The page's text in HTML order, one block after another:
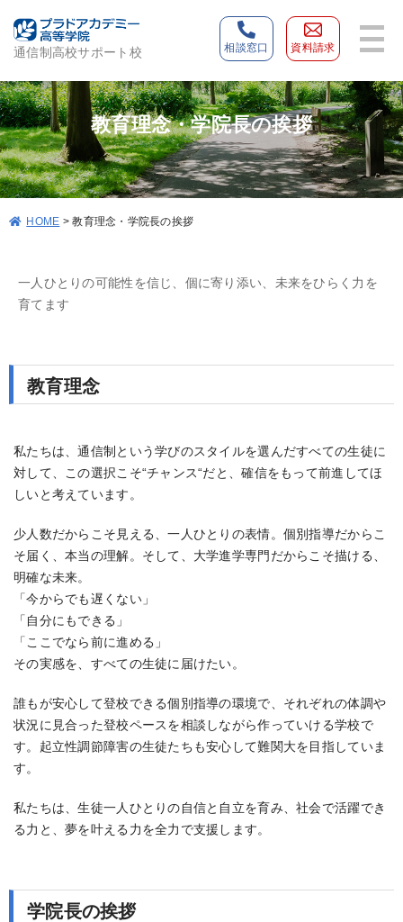
通信制高校サポート校
教育理念・学院長の挨拶
HOME >教育理念・学院長の挨拶
一人ひとりの可能性を信じ、個に寄り添い、未来をひらく力を
育てます
教育理念
私たちは、通信制という学びのスタイルを選んだすべての生徒に
対して、この選択こそ“チャンス“だと、確信をもって前進してほ
しいと考えています。
少人数だからこそ見える、一人ひとりの表情。個別指導だからこ
そ届く、本当の理解。そして、大学進学専門だからこそ描ける、
明確な未来。
「今からでも遅くない」
「自分にもできる」
「ここでなら前に進める」
その実感を、すべての生徒に届けたい。
誰もが安心して登校できる個別指導の環境で、それぞれの体調や
状況に見合った登校ペースを相談しながら作っていける学校で
す。起立性調節障害の生徒たちも安心して難関大を目指していま
す。
私たちは、生徒一人ひとりの自信と自立を育み、社会で活躍でき
る力と、夢を叶える力を全力で支援します。
学院長の挨拶
相談窓口 資料請求